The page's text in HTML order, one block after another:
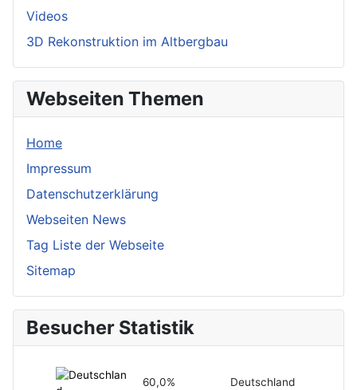
Videos
3D Rekonstruktion im Altbergbau
Webseiten Themen
Home
Impressum
Datenschutzerklärung
Webseiten News
Tag Liste der Webseite
Sitemap
Besucher Statistik
60,0% Deutschland